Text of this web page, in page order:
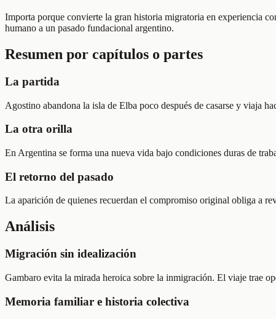
Importa porque convierte la gran historia migratoria en experiencia
humano a un pasado fundacional argentino.
Resumen por capítulos o partes
La partida
Agostino abandona la isla de Elba poco después de casarse y viaja
La otra orilla
En Argentina se forma una nueva vida bajo condiciones duras de
El retorno del pasado
La aparición de quienes recuerdan el compromiso original obliga a
Análisis
Migración sin idealización
Gambaro evita la mirada heroica sobre la inmigración. El viaje trae
Memoria familiar e historia colectiva